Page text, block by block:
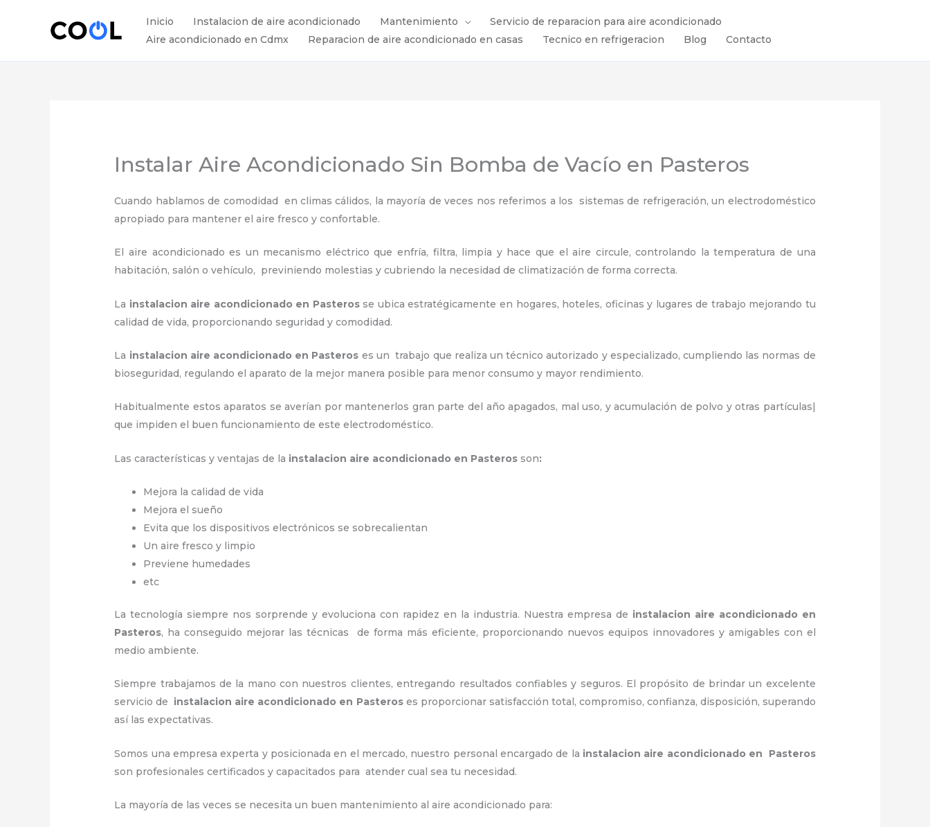
Inicio Instalacion de aire acondicionado Mantenimiento
Servicio de reparacion para aire acondicionado
Aire acondicionado en Cdmx
Reparacion de aire acondicionado en casas Tecnico en refrigeracion Blog Contacto
Instalar Aire Acondicionado Sin Bomba de Vacío en Pasteros
Cuando hablamos de comodidad en climas cálidos, la mayoría de veces nos referimos a los sistemas de refrigeración, un electrodoméstico
apropiado para mantener el aire fresco y confortable.
El aire acondicionado es un mecanismo eléctrico que enfría, filtra, limpia y hace que el aire circule, controlando la temperatura de una
habitación, salón o vehículo, previniendo molestias y cubriendo la necesidad de climatización de forma correcta.
La instalacion aire acondicionado en Pasterosse ubica estratégicamente en hogares, hoteles, oficinas y lugares de trabajo mejorando tu
calidad de vida, proporcionando seguridad y comodidad.
La instalacion aire acondicionado en Pasteros es un trabajo que realiza un técnico autorizado y especializado, cumpliendo las normas de
bioseguridad, regulando el aparato de la mejor manera posible para menor consumo y mayor rendimiento.
Habitualmente estos aparatos se averían por mantenerlos gran parte del año apagados, mal uso, y acumulación de polvo y otras partículas|
que impiden el buen funcionamiento de este electrodoméstico.
Las características y ventajas de la instalacion aire acondicionado en Pasterosson:
Mejora la calidad de vida
Mejora el sueño
Evita que los dispositivos electrónicos se sobrecalientan
Un aire fresco y limpio
Previene humedades
etc
La tecnología siempre nos sorprende y evoluciona con rapidez en la industria. Nuestra empresa de instalacion aire acondicionado en
Pasteros, ha conseguido mejorar las técnicas de forma más eficiente, proporcionando nuevos equipos innovadores y amigables con el
medio ambiente.
Siempre trabajamos de la mano con nuestros clientes, entregando resultados confiables y seguros. El propósito de brindar un excelente
servicio de instalacion aire acondicionado en Pasteros es proporcionar satisfacción total, compromiso, confianza, disposición, superando
así las expectativas.
Somos una empresa experta y posicionada en el mercado, nuestro personal encargado de la instalacion aire acondicionado en Pasteros
son profesionales certificados y capacitados para atender cual sea tu necesidad.
La mayoría de las veces se necesita un buen mantenimiento al aire acondicionado para: